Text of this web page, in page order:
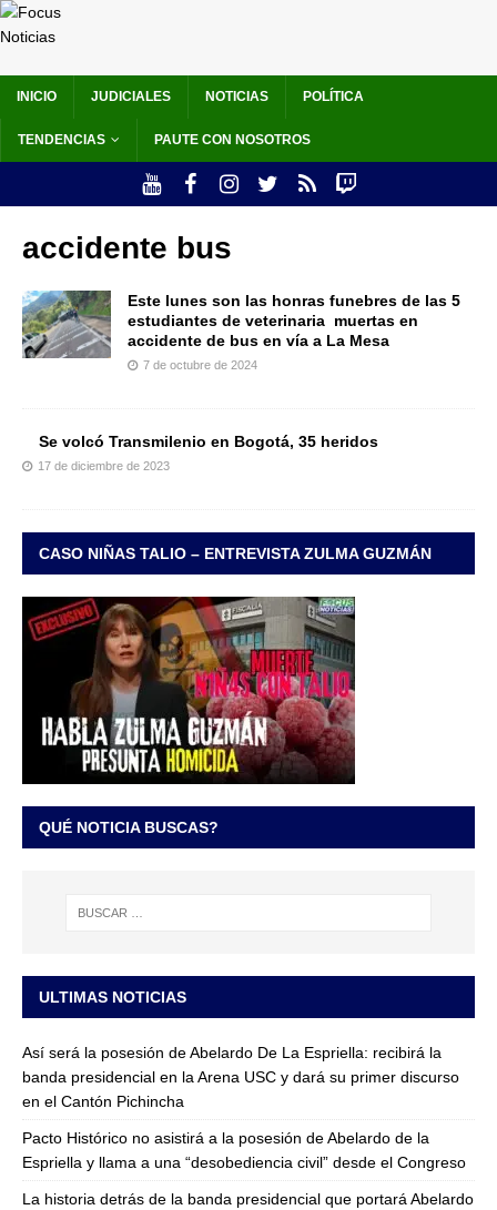
INICIO JUDICIALES NOTICIAS POLÍTICA
TENDENCIAS PAUTE CON NOSOTROS
accidente bus
Este lunes son las honras funebres de las 5
estudiantes de veterinaria muertas en
accidente de bus en vía a La Mesa
7 de octubre de 2024
Se volcó Transmilenio en Bogotá, 35 heridos
17 de diciembre de 2023
CASO NIÑAS TALIO – ENTREVISTA ZULMA GUZMÁN
QUÉ NOTICIA BUSCAS?
ULTIMAS NOTICIAS
Así será la posesión de Abelardo De La Espriella: recibirá la
banda presidencial en la Arena USC y dará su primer discurso
en el Cantón Pichincha
Pacto Histórico no asistirá a la posesión de Abelardo de la
Espriella y llama a una “desobediencia civil” desde el Congreso
La historia detrás de la banda presidencial que portará Abelardo